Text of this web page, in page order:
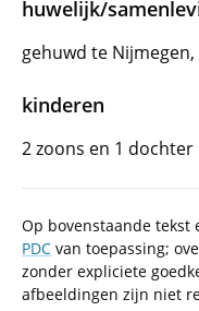
huwelijk/
gehuwd te
kinderen
2 zoons en 1 dochter
Op bovenstaande tekst
PDC van toepassing;
zonder expliciete
afbeeldingen zijn niet